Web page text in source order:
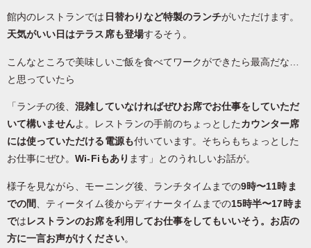
館内のレストランでは 日替わりなど特製のランチがいただけます。
天気がいい日はテラス席も登場するそう。
こんなところで美味しいご飯を食べてワークができたら最高だな…
と思っていたら
「ランチの後、混雑していなければぜひお席でお仕事をしていただ
いて構いませんよ。レストランの手前のちょっとしたカウンター席
には使っていただける電源も付いています。そちらもちょっとした
お仕事にぜひ。Wi-Fiもあり ます」とのうれしいお話が。
様子を見ながら、モーニング後、ランチタイムまでの9時〜11時ま
での間 、ティータイム後からディナータイムまでの15時半〜17時ま
ではレストランのお席を利用してお仕事をしてもいいそう。お店の
方に一言お声がけください。